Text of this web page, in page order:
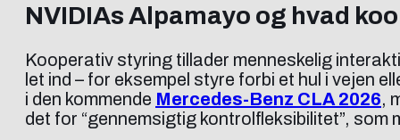
NVIDIAs Alpamayo og hvad
Kooperativ styring tillader menneskelig
let ind – for eksempel styre forbi et hul i vejen
i den kommende Mercedes-Benz CLA 2026,
det for “gennemsigtig kontrolfleksibilitet”, som